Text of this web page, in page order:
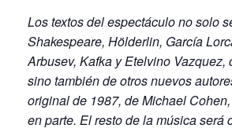
Los textos del espectáculo no solo
Shakespeare, Hölderlin, García
Arbusev, Kafka y Etelvino Vazquez,
sino también de otros nuevos
original de 1987, de Michael
en parte. El resto de la música será